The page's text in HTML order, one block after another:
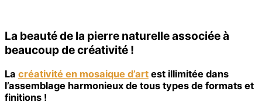
La beauté de la pierre naturelle associée à
beaucoup de créativité !
La créativité en mosaique d’art est illimitée dans
l’assemblage harmonieux de tous types de formats et
finitions !